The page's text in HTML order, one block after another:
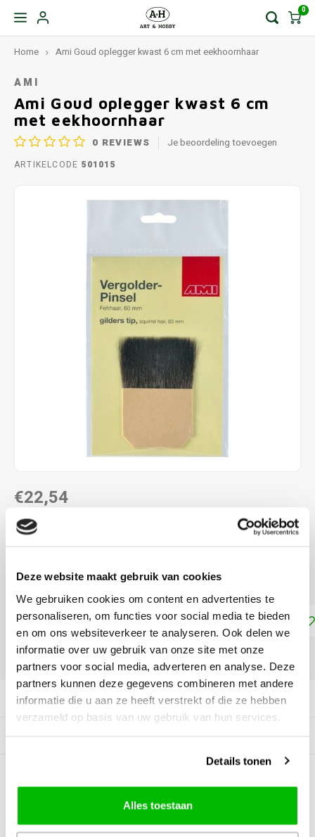
Deze website maakt gebruik van cookies
We gebruiken cookies om content en advertenties te
personaliseren, om functies voor social media te bieden
en om ons websiteverkeer te analyseren. Ook delen we
informatie over uw gebruik van onze site met onze
partners voor social media, adverteren en analyse. Deze
partners kunnen deze gegevens combineren met andere
informatie die u aan ze heeft verstrekt of die ze hebben
verzameld op basis van uw gebruik van hun services.
Details tonen
Alles toestaan
0
Home Ami Goud oplegger kwast 6 cm met eekhoornhaar
AMI
Ami Goud oplegger kwast 6 cm
met eekhoornhaar
0 REVIEWS Je beoordeling toevoegen
ARTIKELCODE 501015
€22,54
DIRECT LEVERBAAR
meer
Toevoegen aan winkelwagen
Productomschrijving
0Reviews